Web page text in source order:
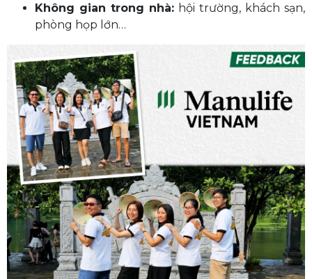
Không gian trong nhà: hội trường, khách sạn,
phòng họp lớn…